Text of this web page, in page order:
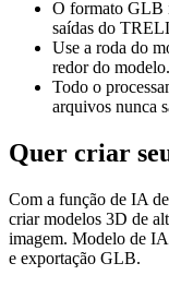
O formato GLB
saídas do
Use a roda do
redor do modelo.
Todo o
arquivos nunca
Quer criar
Com a função de IA
criar modelos 3D de
imagem. Modelo de
e exportação GLB.